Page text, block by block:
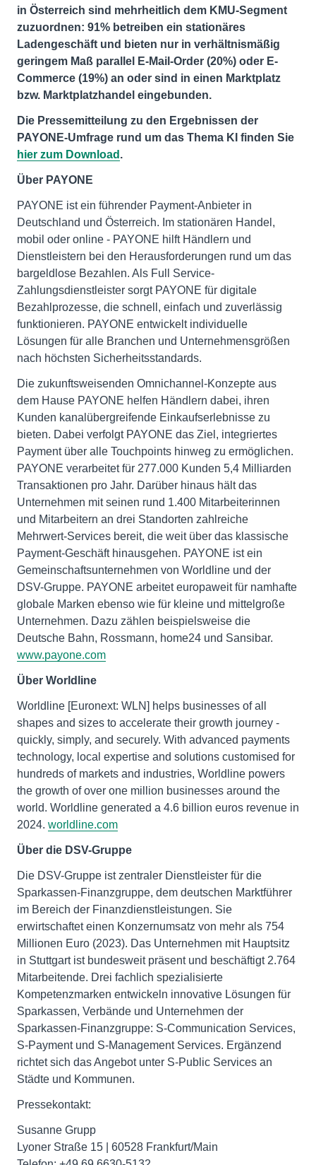
in Österreich sind mehrheitlich dem KMU-Segment
zuzuordnen: 91% betreiben ein stationäres
Ladengeschäft und bieten nur in verhältnismäßig
geringem Maß parallel E-Mail-Order (20%) oder E-
Commerce (19%) an oder sind in einen Marktplatz
bzw. Marktplatzhandel eingebunden.
Die Pressemitteilung zu den Ergebnissen der
PAYONE-Umfrage rund um das Thema KI finden Sie
hier zum Download .
Über PAYONE
PAYONE ist ein führender Payment-Anbieter in
Deutschland und Österreich. Im stationären Handel,
mobil oder online - PAYONE hilft Händlern und
Dienstleistern bei den Herausforderungen rund um das
bargeldlose Bezahlen. Als Full Service-
Zahlungsdienstleister sorgt PAYONE für digitale
Bezahlprozesse, die schnell, einfach und zuverlässig
funktionieren. PAYONE entwickelt individuelle
Lösungen für alle Branchen und Unternehmensgrößen
nach höchsten Sicherheitsstandards.
Die zukunftsweisenden Omnichannel-Konzepte aus
dem Hause PAYONE helfen Händlern dabei, ihren
Kunden kanalübergreifende Einkaufserlebnisse zu
bieten. Dabei verfolgt PAYONE das Ziel, integriertes
Payment über alle Touchpoints hinweg zu ermöglichen.
PAYONE verarbeitet für 277.000 Kunden 5,4 Milliarden
Transaktionen pro Jahr. Darüber hinaus hält das
Unternehmen mit seinen rund 1.400 Mitarbeiterinnen
und Mitarbeitern an drei Standorten zahlreiche
Mehrwert-Services bereit, die weit über das klassische
Payment-Geschäft hinausgehen. PAYONE ist ein
Gemeinschaftsunternehmen von Worldline und der
DSV-Gruppe. PAYONE arbeitet europaweit für namhafte
globale Marken ebenso wie für kleine und mittelgroße
Unternehmen. Dazu zählen beispielsweise die
Deutsche Bahn, Rossmann, home24 und Sansibar.
www.payone.com
Über Worldline
Worldline [Euronext: WLN] helps businesses of all
shapes and sizes to accelerate their growth journey -
quickly, simply, and securely. With advanced payments
technology, local expertise and solutions customised for
hundreds of markets and industries, Worldline powers
the growth of over one million businesses around the
world. Worldline generated a 4.6 billion euros revenue in
2024. worldline.com
Über die DSV-Gruppe
Die DSV-Gruppe ist zentraler Dienstleister für die
Sparkassen-Finanzgruppe, dem deutschen Marktführer
im Bereich der Finanzdienstleistungen. Sie
erwirtschaftet einen Konzernumsatz von mehr als 754
Millionen Euro (2023). Das Unternehmen mit Hauptsitz
in Stuttgart ist bundesweit präsent und beschäftigt 2.764
Mitarbeitende. Drei fachlich spezialisierte
Kompetenzmarken entwickeln innovative Lösungen für
Sparkassen, Verbände und Unternehmen der
Sparkassen-Finanzgruppe: S-Communication Services,
S-Payment und S-Management Services. Ergänzend
richtet sich das Angebot unter S-Public Services an
Städte und Kommunen.
Pressekontakt:
Susanne Grupp
Lyoner Straße 15 | 60528 Frankfurt/Main